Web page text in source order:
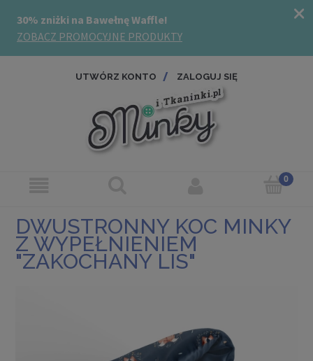
UTWÓRZ KONTO ZALOGUJ SIĘ
DWUSTRONNY KOC MINKY
Z WYPEŁNIENIEM
"ZAKOCHANY LIS"